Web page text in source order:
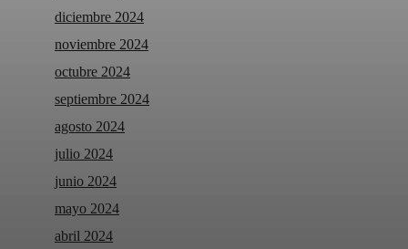
diciembre 2024
noviembre 2024
octubre 2024
septiembre 2024
agosto 2024
julio 2024
junio 2024
mayo 2024
abril 2024